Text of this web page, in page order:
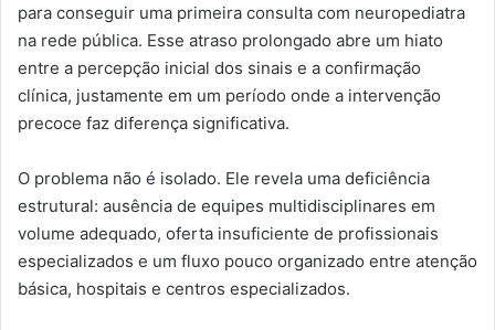
para conseguir uma primeira consulta com neuropediatra
na rede pública. Esse atraso prolongado abre um hiato
entre a percepção inicial dos sinais e a confirmação
clínica, justamente em um período onde a intervenção
precoce faz diferença significativa.
O problema não é isolado. Ele revela uma deficiência
estrutural: ausência de equipes multidisciplinares em
volume adequado, oferta insuficiente de profissionais
especializados e um fluxo pouco organizado entre atenção
básica, hospitais e centros especializados.